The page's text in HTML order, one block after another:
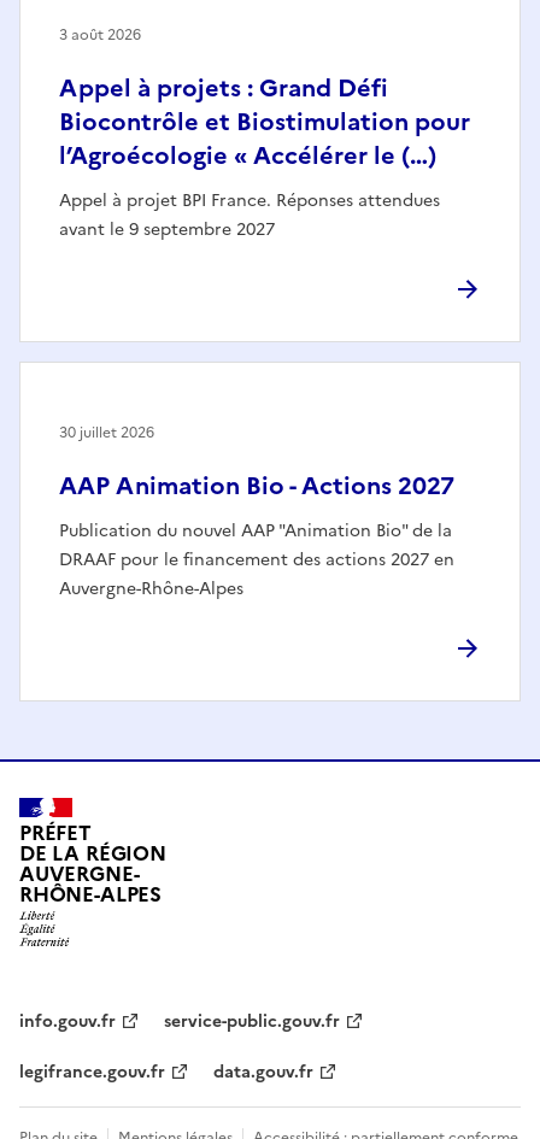
Appel à projets : Grand Défi
Biocontrôle et Biostimulation pour
l’Agroécologie « Accélérer le (…)
Appel à projet BPI France. Réponses attendues
avant le 9 septembre 2027
3 août 2026
AAP Animation Bio - Actions 2027
Publication du nouvel AAP "Animation Bio" de la
DRAAF pour le financement des actions 2027 en
Auvergne-Rhône-Alpes
30 juillet 2026
PRÉFET
DE LA RÉGION
AUVERGNE-
RHÔNE-ALPES
info.gouv.fr
service-public.gouv.fr
legifrance.gouv.fr
data.gouv.fr